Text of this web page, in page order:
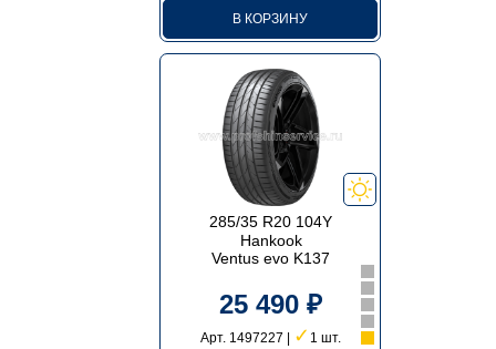
В КОРЗИНУ
285/35 R20 104Y
Hankook
Ventus evo K137
25 490 ₽
Арт. 1497227 | ✓ 1 шт.